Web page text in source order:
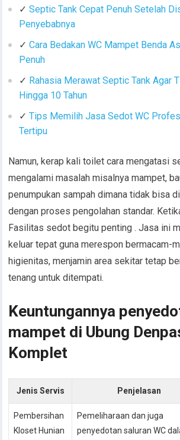
✓ Septic Tank Cepat Penuh Setelah
Penyebabnya
✓ Cara Bedakan WC Mampet Benda
Penuh
✓ Rahasia Merawat Septic Tank Agar
Hingga 10 Tahun
✓ Tips Memilih Jasa Sedot WC
Tertipu
Namun, kerap kali toilet cara mengatasi
mengalami masalah misalnya mampet,
penumpukan sampah dimana tidak bisa
dengan proses pengolahan standar.
Fasilitas sedot begitu penting . Jasa ini
keluar tepat guna merespon bermacam-
higienitas, menjamin area sekitar tetap
tenang untuk ditempati.
Keuntungannya
mampet di Ubung
Komplet
Jenis Servis Penjelasan
Pembersihan
Kloset Hunian
Pemeliharaan dan juga
penyedotan saluran WC